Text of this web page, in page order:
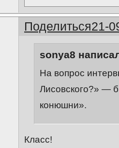
Поделиться21-
sonya8
На вопрос
Лисовского?» —
конюшни».
Класс!